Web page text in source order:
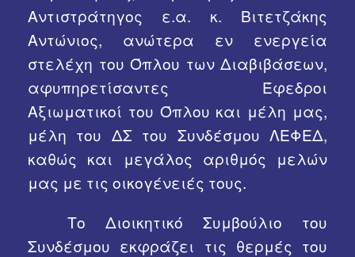
Αντιστράτηγος ε.α. κ. Βιτετζάκης
Αντώνιος, ανώτερα εν ενεργεία
στελέχη του Όπλου των Διαβιβάσεων,
αφυπηρετίσαντες Έφεδροι
Αξιωματικοί του Όπλου και μέλη μας,
μέλη του ΔΣ του Συνδέσμου ΛΕΦΕΔ,
καθώς και μεγάλος αριθμός μελών
μας με τις οικογένειές τους.
Το Διοικητικό Συμβούλιο του
Συνδέσμου εκφράζει τις θερμές του